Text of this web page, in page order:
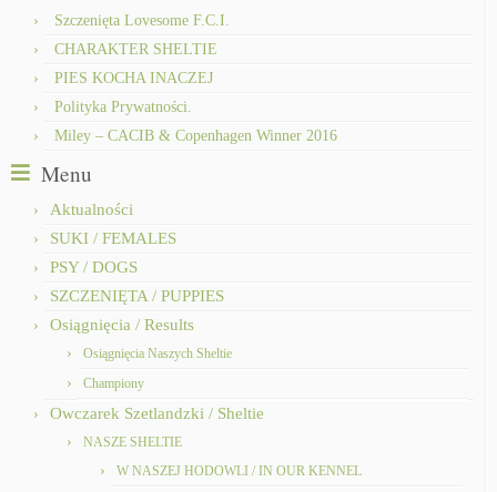
Szczenięta Lovesome F.C.I.
CHARAKTER SHELTIE
PIES KOCHA INACZEJ
Polityka Prywatności.
Miley – CACIB & Copenhagen Winner 2016
Menu
Aktualności
SUKI / FEMALES
PSY / DOGS
SZCZENIĘTA / PUPPIES
Osiągnięcia / Results
Osiągnięcia Naszych Sheltie
Championy
Owczarek Szetlandzki / Sheltie
NASZE SHELTIE
W NASZEJ HODOWLI / IN OUR KENNEL